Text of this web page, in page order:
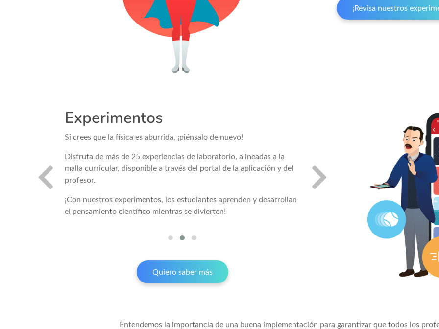
¡Revisa nuestros
Experimentos
Si crees que la física es aburrida, ¡piénsalo de nuevo!
Disfruta de más de 25 experiencias de laboratorio, alineadas a la
malla curricular, disponible a través del portal de la aplicación y del
profesor.
¡Con nuestros experimentos, los estudiantes aprenden y desarrollan
el pensamiento científico mientras se divierten!
¡Usa los sensores de su teléfono
convertirlos en un laboratorio de
Quiero saber más
Entendemos la importancia de una buena implementación para garantizar que todos los